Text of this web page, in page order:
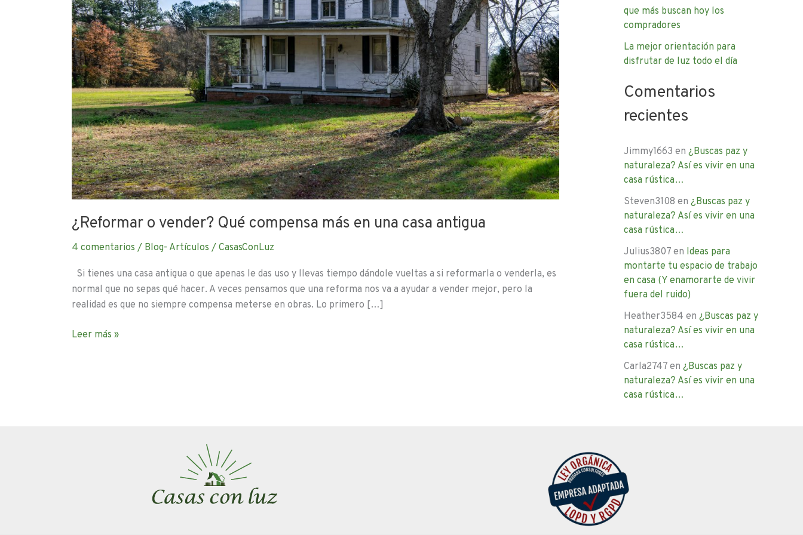
¿Reformar o vender? Qué compensa más en una casa antigua
4 comentarios / Blog- Artículos / CasasConLuz
Si tienes una casa antigua o que apenas le das uso y llevas tiempo dándole vueltas a si reformarla o venderla, es
normal que no sepas qué hacer. A veces pensamos que una reforma nos va a ayudar a vender mejor, pero la
realidad es que no siempre compensa meterse en obras. Lo primero […]
casa
antigua
Leer más »
que más buscan hoy los
compradores
La mejor orientación para
disfrutar de luz todo el día
Comentarios
recientes
Jimmy1663 en ¿Buscas paz y
naturaleza? Así es vivir en una
casa rústica…
Steven3108 en ¿Buscas paz y
naturaleza? Así es vivir en una
casa rústica…
Julius3807 en Ideas para
montarte tu espacio de trabajo
en casa (Y enamorarte de vivir
fuera del ruido)
Heather3584 en ¿Buscas paz y
naturaleza? Así es vivir en una
casa rústica…
Carla2747 en ¿Buscas paz y
naturaleza? Así es vivir en una
casa rústica…